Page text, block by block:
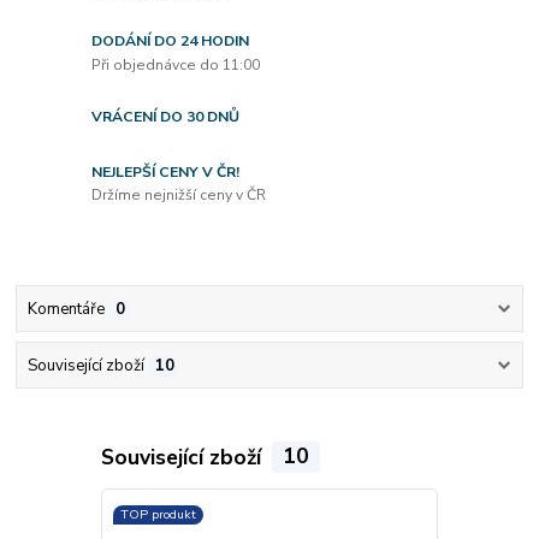
DODÁNÍ DO 24 HODIN
Při objednávce do 11:00
VRÁCENÍ DO 30 DNŮ
NEJLEPŠÍ CENY V ČR!
Držíme nejnižší ceny v ČR
Komentáře 0
Související zboží 10
Související zboží 10
TOP produkt